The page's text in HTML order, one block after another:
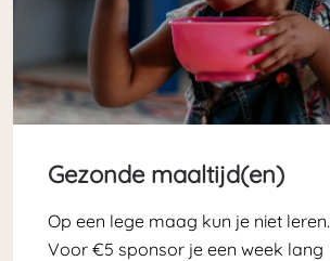
Gezonde maaltijd(en)
Op een lege maag kun je niet leren.
Voor €5 sponsor je een week lang